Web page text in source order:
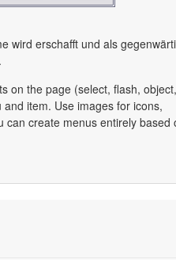
wird erschafft und als
on the page (select, flash,
item. Use images for icons,
can create menus entirely based